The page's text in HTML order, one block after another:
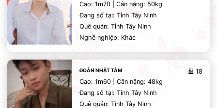
Cao: 1m70 | Cân nặng: 50kg
Đang số tại: Tỉnh Tây Ninh
Quê quán: Tỉnh Tây Ninh
Nghề nghiệp: Khác
18
ĐOÀN NHẬT TÂM
Cao: 1m60 | Cân nặng: 48kg
Đang số tại: Tỉnh Tây Ninh
Quê quán: Tỉnh Tây Ninh